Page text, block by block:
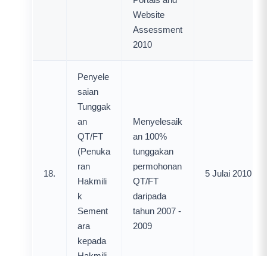
Website
Assessment
2010
18.
Penyele
saian
Tunggak
an
QT/FT
(Penuka
ran
Hakmili
k
Sement
ara
kepada
Menyelesaik
an 100%
tunggakan
permohonan
QT/FT
daripada
tahun 2007 -
2009
5 Julai 2010